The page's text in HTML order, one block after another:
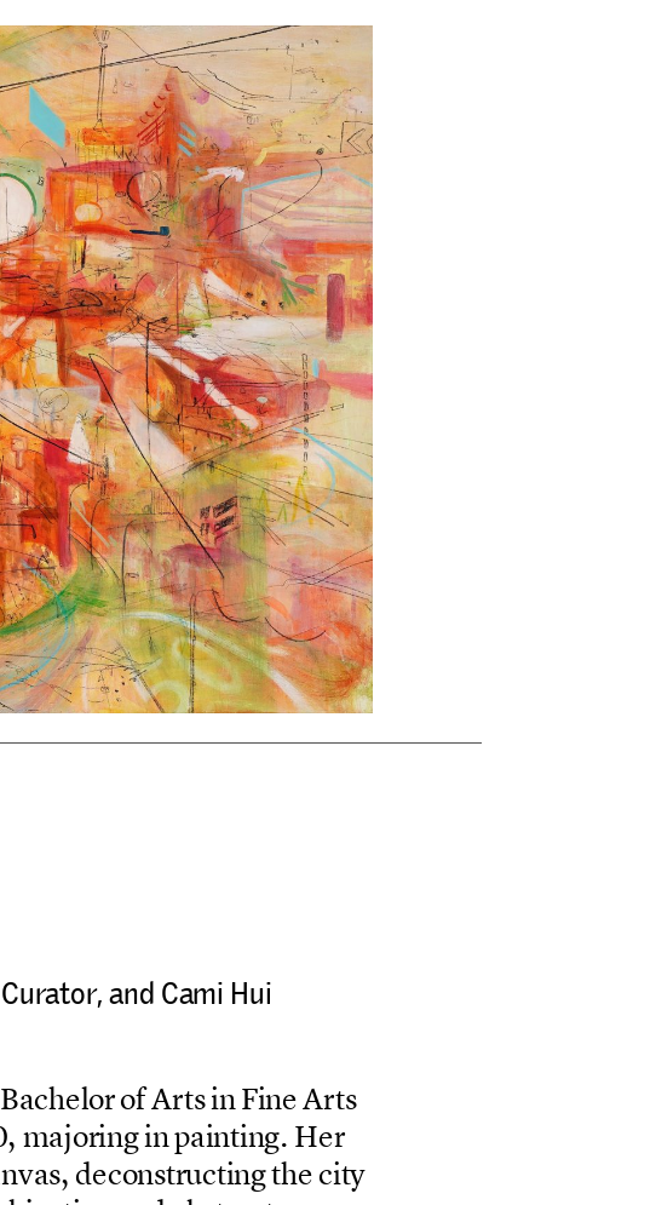
and Cami Hui
BachelorofArtsinFineArts
, majoringinpainting. Her
nvas, deconstructingthecity